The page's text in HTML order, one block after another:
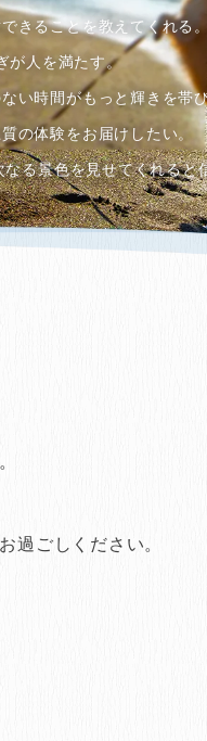
きることを教えてくれる。
が人を満たす。
い時間がもっと輝きを帯
の体験をお届けしたい。
る景色を見せてくれると
過ごしください。